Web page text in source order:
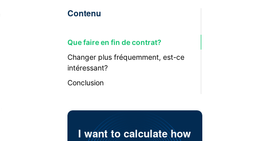
Contenu
Que faire en fin de contrat?
Changer plus fréquemment, est-ce
intéressant?
Conclusion
I want to calculate how